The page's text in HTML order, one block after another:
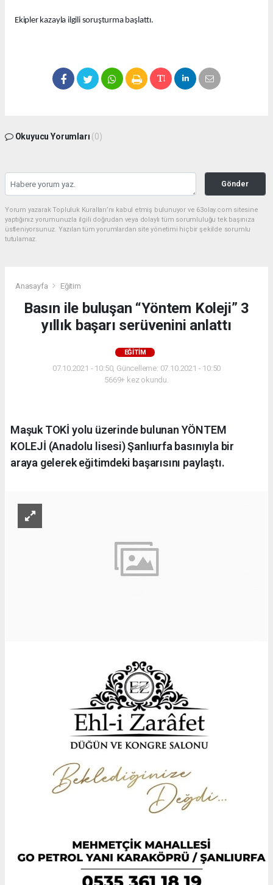
Ekipler kazayla ilgili soruşturma başlattı.
Okuyucu Yorumları (0)
Gönder
Yorum yazarak Topluluk Kuralları’nı kabul etmiş bulunuyor ve 63olay.com sitesine
yaptığınız yorumunuzla ilgili doğrudan veya dolaylı tüm sorumluluğu tek başınıza
üstleniyorsunuz. Yazılan tüm yorumlardan site yönetimi hiçbir şekilde sorumlu
tutulamaz.
Anasayfa Eğitim
Basın ile buluşan “Yöntem Koleji” 3
yıllık başarı serüvenini anlattı
EĞITIM
07.10.2021 - 10:50, Güncelleme: 07.10.2021 - 10:50
5669+ kez okundu.
Maşuk TOKİ yolu üzerinde bulunan YÖNTEM
KOLEJİ (Anadolu lisesi) Şanlıurfa basınıyla bir
araya gelerek eğitimdeki başarısını paylaştı.